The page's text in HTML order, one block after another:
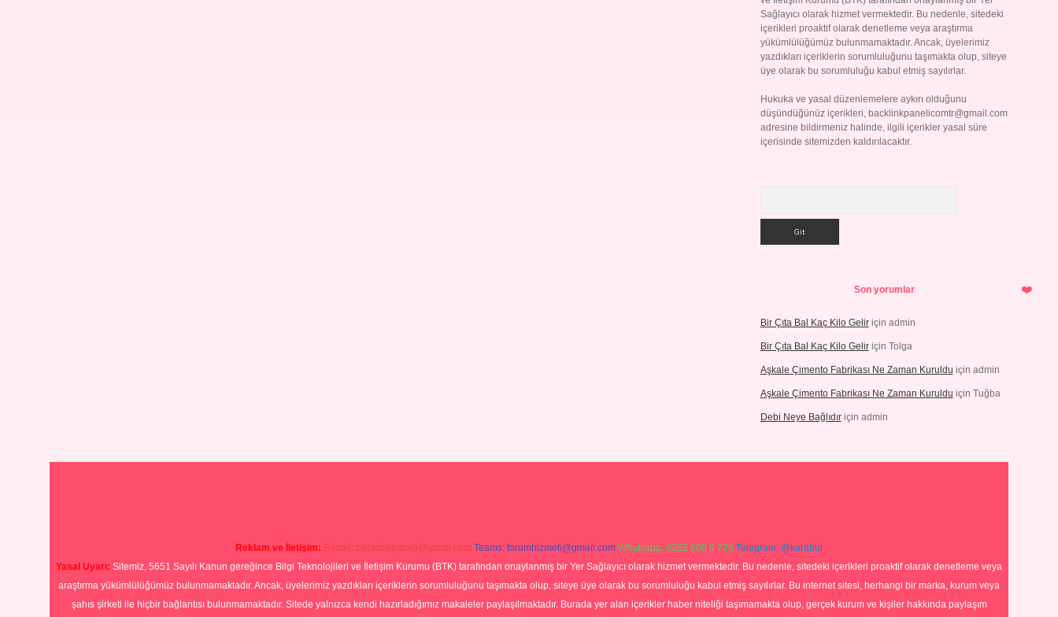
Sağlayıcı olarak hizmet vermektedir. Bu nedenle, sitedeki
içerikleri proaktif olarak denetleme veya araştırma
yükümlülüğümüz bulunmamaktadır. Ancak, üyelerimiz
yazdıkları içeriklerin sorumluluğunu taşımakta olup, siteye
üye olarak bu sorumluluğu kabul etmiş sayılırlar.
Hukuka ve yasal düzenlemelere aykırı olduğunu
düşündüğünüz içerikleri, backlinkpanelicomtr@gmail.com
adresine bildirmeniz halinde, ilgili içerikler yasal süre
içerisinde sitemizden kaldırılacaktır.
Son yorumlar
Bir Çıta Bal Kaç Kilo Geliriçin admin
Bir Çıta Bal Kaç Kilo Geliriçin Tolga
Aşkale Çimento Fabrikası Ne Zaman Kuruldu için admin
Aşkale Çimento Fabrikası Ne Zaman Kuruldu için Tuğba
Debi Neye Bağlıdıriçin admin
Reklam ve İletişim: E-mail: backlinkpaneli@gmail.com Teams: forumhizmeti@gmail.com Whatsapp: 0262 606 0 726 Telegram: @karabul
Yasal Uyarı: Sitemiz, 5651 Sayılı Kanun gereğince Bilgi Teknolojileri ve İletişim Kurumu (BTK) tarafından onaylanmış bir Yer Sağlayıcı olarak hizmet vermektedir. Bu nedenle, sitedeki içerikleri proaktif olarak denetleme veya
araştırma yükümlülüğümüz bulunmamaktadır. Ancak, üyelerimiz yazdıkları içeriklerin sorumluluğunu taşımakta olup, siteye üye olarak bu sorumluluğu kabul etmiş sayılırlar. Bu internet sitesi, herhangi bir marka, kurum veya
şahıs şirketi ile hiçbir bağlantısı bulunmamaktadır. Sitede yalnızca kendi hazırladığımız makaleler paylaşılmaktadır. Burada yer alan içerikler haber niteliği taşımamakta olup, gerçek kurum ve kişiler hakkında paylaşım